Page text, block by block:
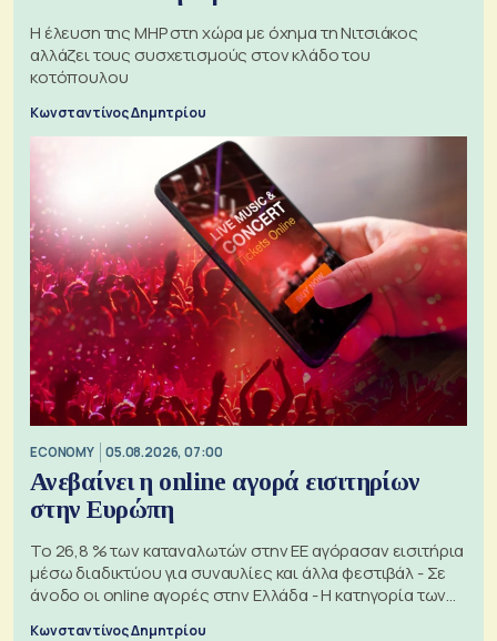
H έλευση της MHP στη χώρα με όχημα τη Νιτσιάκος
αλλάζει τους συσχετισμούς στον κλάδο του
κοτόπουλου
Κωνσταντίνος Δημητρίου
ECONOMY 05.08.2026, 07:00
Ανεβαίνει η online αγορά εισιτηρίων
στην Ευρώπη
Το 26,8 % των καταναλωτών στην ΕΕ αγόρασαν εισιτήρια
μέσω διαδικτύου για συναυλίες και άλλα φεστιβάλ - Σε
άνοδο οι online αγορές στην Ελλάδα - Η κατηγορία των
Κωνσταντίνος Δημητρίου